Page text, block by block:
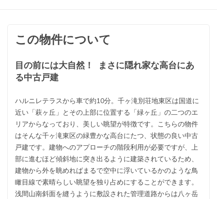
この物件について
目の前には大自然！ まさに隠れ家な高台にあ
る中古戸建
ハルニレテラスから車で約10分。千ヶ滝別荘地東区は国道に
近い「萩ヶ丘」とその上部に位置する「緑ヶ丘」の二つのエ
リアからなっており、美しい眺望が特徴です。こちらの物件
はそんな千ヶ滝東区の緑豊かな高台にたつ、状態の良い中古
戸建です。建物へのアプローチの階段利用が必要ですが、上
部に進むほど傾斜地に突き出るように建築されているため、
建物から外を眺めればまるで空中に浮いているかのような鳥
瞰目線で素晴らしい眺望を独り占めにすることができます。
浅間山南斜面を縫うように敷設された管理道路からは八ヶ岳